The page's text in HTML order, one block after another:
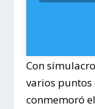
Con
varios puntos
conmemoró